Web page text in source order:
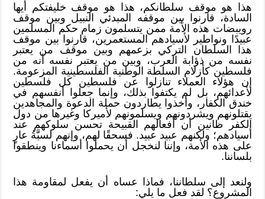
هذا هو موقف سلطانكم، هذا هو موقف خليفتكم أيها
السادة، قارنوا بين موقفه المبدئي النبيل وبين موقف
رويبضات هذه الأمة ممن يتسلمون زمام حكم المسلمين
عبيدًا ونواطير لأسيادهم المستعمرين، قارنوا بين موقف
هذا السلطان التركي بزعمهم وبين موقف من يعتبر
نفسه من ذؤابة العرب، وبين من يعتبر نفسه أنه من
فلسطين كأزلام السلطة الوطنية الفلسطينية المزعومة.
إن هؤلاء العملاء تنازلوا عن فلسطين كل فلسطين
لأعدائهم، بل لم يكتفوا بذلك، وإنما جعلوا أنفسهم في
خندق الكفار، وأخذوا يطاردون حملة الدعوة والمجاهدين
يقتلونهم ويشردونهم ويسلمونهم لأميركا وغيرها من دول
الكفر ظانين أن أفعالهم القبيحة تحسن سلوكهم عند
أسيادهم؛ ولكنهم عبيد عبيد. فسحقًا لهم، وإنهم لسبَّةُ عارٍ
على هذه الأمة، وإننا لنخجل أن يحملوا أسماءنا وينطقوا
بلساننا.
ولنعد إلى سلطاننا، فماذا عساه أن يفعل لمقاومة هذا
المشروع؟ لقد فعل ما يلي: